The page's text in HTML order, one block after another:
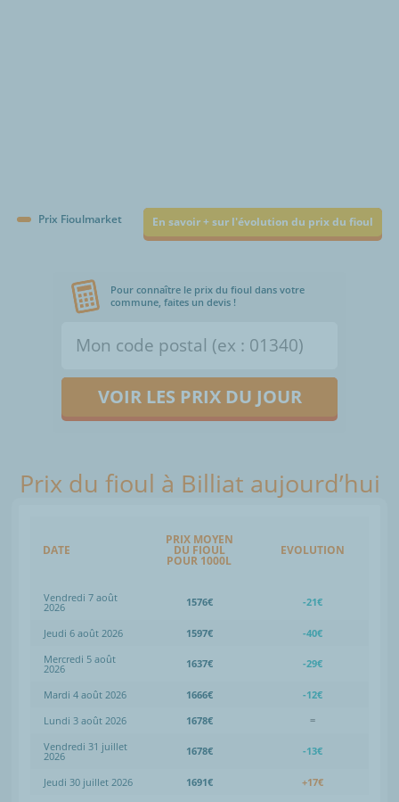
Prix Fioulmarket En savoir + sur l'évolution du prix du fioul
Pour connaître le prix du fioul dans votre
commune, faites un devis !
VOIR LES PRIX DU JOUR
Prix du fioul à Billiat aujourd’hui
DATE
PRIX MOYEN
DU FIOUL
POUR 1000L
EVOLUTION
Vendredi 7 août
2026 1576€ -21€
Jeudi 6 août 2026 1597€
-40€
Mercredi 5 août
2026 1637€ -29€
Mardi 4 août 2026 1666€
-12€
Lundi 3 août 2026
1678€
=
Vendredi 31 juillet
2026 1678€ -13€
Jeudi 30 juillet 2026 1691€ +17€